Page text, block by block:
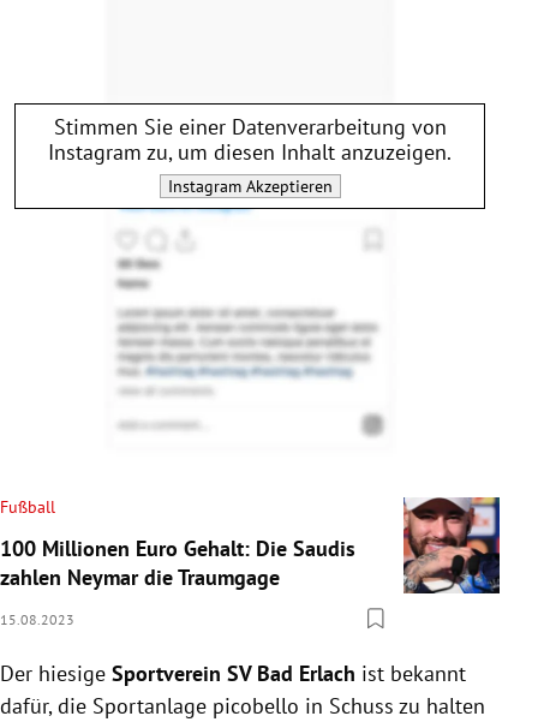
Stimmen Sie einer Datenverarbeitung von
Instagram zu, um diesen Inhalt anzuzeigen.
InstagramAkzeptieren
Fußball
100 Millionen Euro Gehalt: Die Saudis
zahlen Neymar die Traumgage
15.08.2023
Der hiesige Sportverein SV Bad Erlach ist bekannt
dafür, die Sportanlage picobello in Schuss zu halten